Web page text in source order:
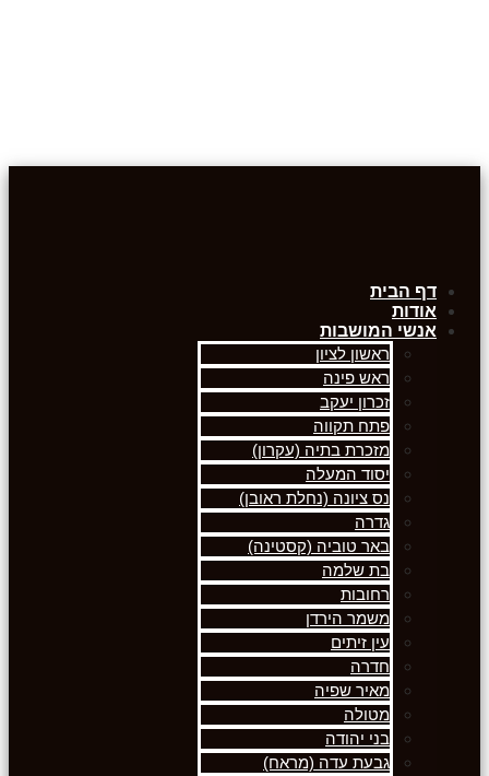
דף הבית
אודות
אנשי המושבות
ראשון לציון
ראש פינה
זכרון יעקב
פתח תקווה
מזכרת בתיה (עקרון)
יסוד המעלה
נס ציונה (נחלת ראובן)
גדרה
באר טוביה (קסטינה)
בת שלמה
רחובות
משמר הירדן
עין זיתים
חדרה
מאיר שפיה
מטולה
בני יהודה
גבעת עדה (מראח)